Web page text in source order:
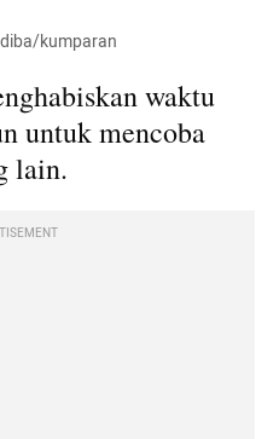
kumparan
waktu
untuk mencoba
lain.